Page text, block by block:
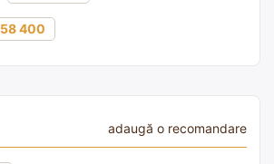
400
adaugă o recomandare